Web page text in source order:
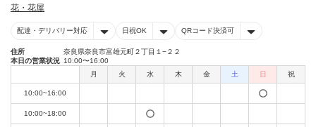
花・花屋
配達・デリバリー対応 日祝OK QRコード決済可
住所
奈良県奈良市富雄元町２丁目１−２２
本日の営業状況 10:00〜16:00
月
火 水 木 金 土 日 祝
10:00~16:00
10:00~18:00